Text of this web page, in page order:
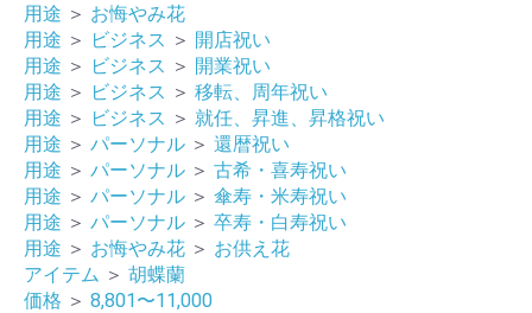
用途 ＞ お悔やみ花
用途 ＞ ビジネス ＞ 開店祝い
用途 ＞ ビジネス ＞ 開業祝い
用途 ＞ ビジネス ＞ 移転、周年祝い
用途 ＞ ビジネス ＞ 就任、昇進、昇格祝い
用途 ＞ パーソナル ＞ 還暦祝い
用途 ＞ パーソナル ＞ 古希・喜寿祝い
用途 ＞ パーソナル ＞ 傘寿・米寿祝い
用途 ＞ パーソナル ＞ 卒寿・白寿祝い
用途 ＞ お悔やみ花 ＞ お供え花
アイテム ＞ 胡蝶蘭
価格 ＞ 8,801〜11,000